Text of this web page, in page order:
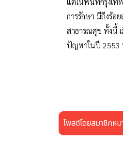
การรักษา มีถึงร้อ
สาธารณสุข ทั้งนี้
ปัญหาในปี 2553
โพสต์โดยสมาชิกห